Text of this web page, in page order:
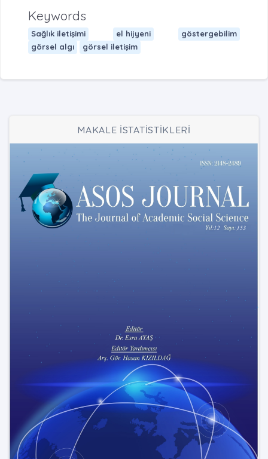
Keywords
Sağlık iletişimi el hijyeni
göstergebilim
görsel algı
görsel iletişim
MAKALE İSTATİSTİKLERİ